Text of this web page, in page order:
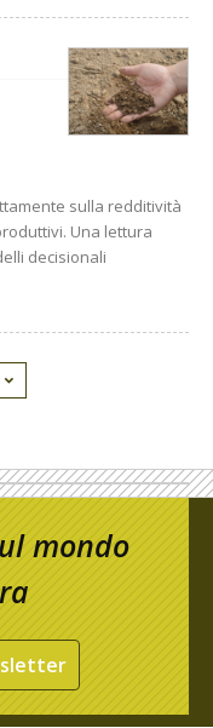
sulla redditività
Una lettura
decisionali
mondo